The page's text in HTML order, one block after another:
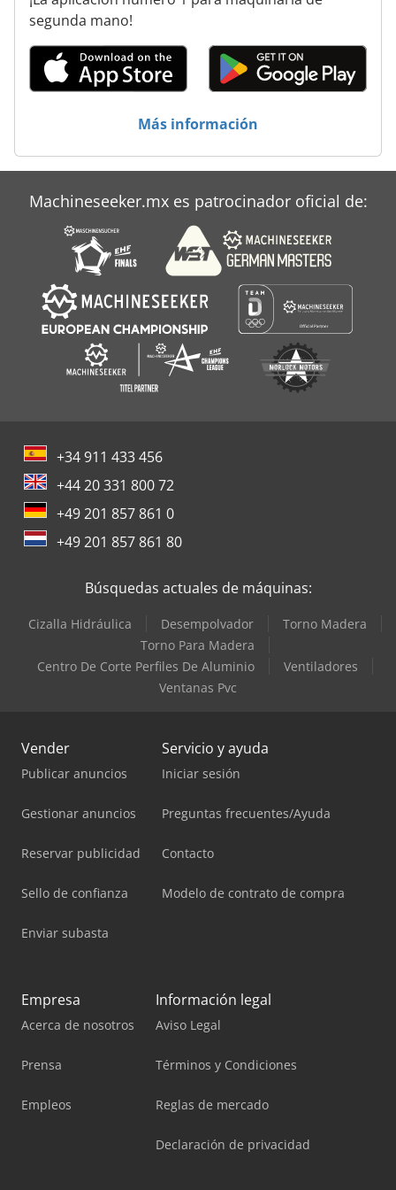
Unidad Del Eje De
Unidades De Almacenamiento
Vestuario De Trabajo
Áreas De Aplicación
segunda mano!
Más información
Machineseeker.mx es patrocinador oficial de:
+34 911 433 456
+44 20 331 800 72
+49 201 857 861 0
+49 201 857 861 80
Búsquedas actuales de máquinas:
Cizalla Hidráulica Desempolvador
Torno Madera
Torno Para Madera
Centro De Corte Perfiles De Aluminio
Ventiladores
Ventanas Pvc
Vender
Publicar anuncios
Gestionar anuncios
Reservar publicidad
Sello de confianza
Enviar subasta
Servicio y ayuda
Iniciar sesión
Preguntas frecuentes/Ayuda
Contacto
Modelo de contrato de compra
Empresa
Acerca de nosotros
Prensa
Empleos
Información legal
Aviso Legal
Términos y Condiciones
Reglas de mercado
Declaración de privacidad